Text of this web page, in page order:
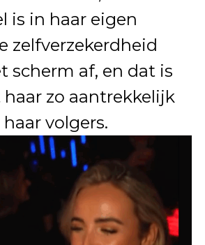
is in haar eigen
zelfverzekerdheid
scherm af, en dat is
zo aantrekkelijk
volgers.